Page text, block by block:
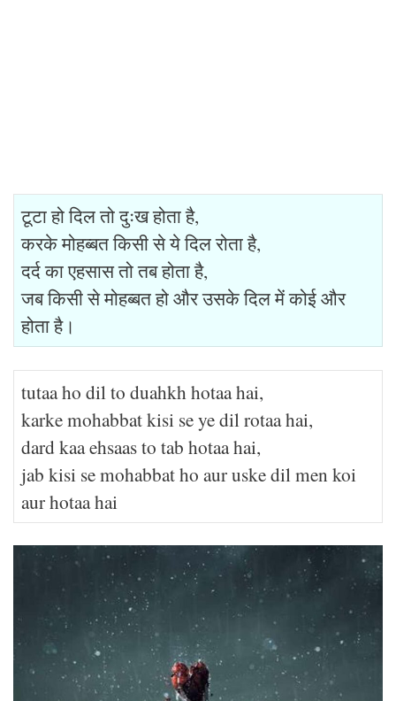
टूटा हो दिल तो दुःख होता है,
करके मोहब्बत किसी से ये दिल रोता है,
दर्द का एहसास तो तब होता है,
जब किसी से मोहब्बत हो और उसके दिल में कोई और
होता है।
tutaa ho dil to duahkh hotaa hai,
karke mohabbat kisi se ye dil rotaa hai,
dard kaa ehsaas to tab hotaa hai,
jab kisi se mohabbat ho aur uske dil men koi
aur hotaa hai